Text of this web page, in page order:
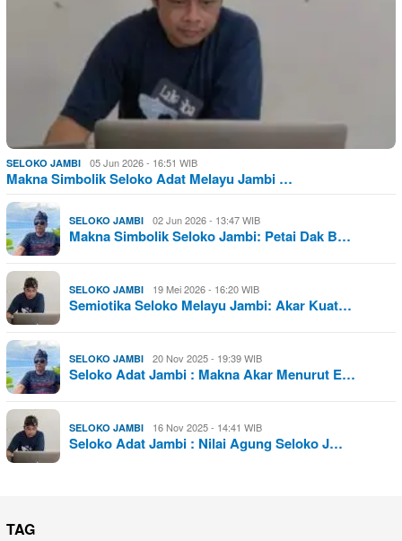
SELOKO JAMBI 05 Jun 2026 - 16:51 WIB
Makna Simbolik Seloko Adat Melayu Jambi …
SELOKO JAMBI 02 Jun 2026 - 13:47 WIB
Makna Simbolik Seloko Jambi: Petai Dak B…
SELOKO JAMBI 19 Mei 2026 - 16:20 WIB
Semiotika Seloko Melayu Jambi: Akar Kuat…
SELOKO JAMBI 20 Nov 2025 - 19:39 WIB
Seloko Adat Jambi : Makna Akar Menurut E…
SELOKO JAMBI 16 Nov 2025 - 14:41 WIB
Seloko Adat Jambi : Nilai Agung Seloko J…
TAG